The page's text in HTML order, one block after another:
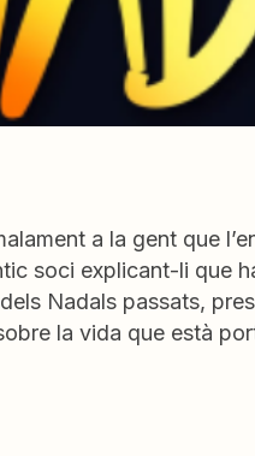
a la gent que
soci explicant-li que
Nadals passats,
la vida que està